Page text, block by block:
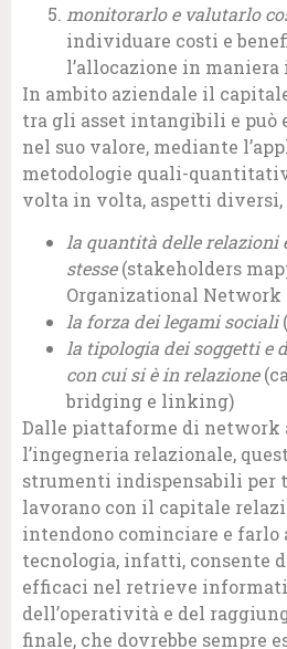
monitorarlo e valutarlo
individuare costi e
l’allocazione in
In ambito aziendale il
tra gli asset intangibili e può
nel suo valore, mediante
metodologie quali-
volta in volta, aspetti diversi,
la quantità delle relazioni
stesse(stakeholders
Organizational
la forza dei legami sociali
la tipologia dei soggetti e
con cui si è in relazione
bridging e linking)
Dalle piattaforme di network
l’ingegneria relazionale,
strumenti indispensabili per
lavorano con il capitale
intendono cominciare e farlo
tecnologia, infatti, consente
efficaci nel retrieve
dell’operatività e del
finale, che dovrebbe sempre